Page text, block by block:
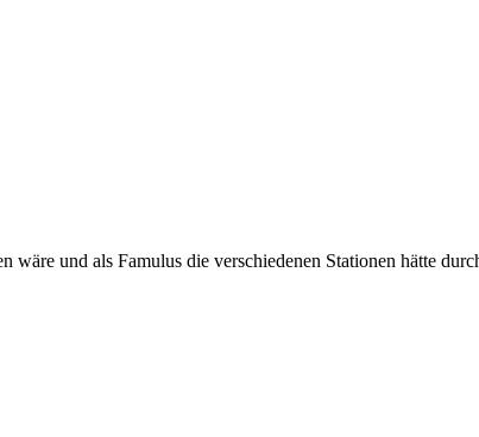
und als Famulus die verschiedenen Stationen hätte